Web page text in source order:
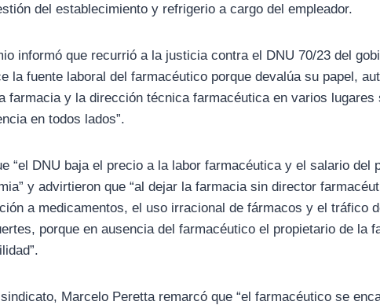
del establecimiento y refrigerio a cargo del empleador.
informó que recurrió a la justicia contra el DNU 70/23 del
la fuente laboral del farmacéutico porque devalúa su papel,
farmacia y la dirección técnica farmacéutica en varios lugares
en todos lados”.
“el DNU baja el precio a la labor farmacéutica y el salario del
y advirtieron que “al dejar la farmacia sin director
a medicamentos, el uso irracional de fármacos y el tráfico
porque en ausencia del farmacéutico el propietario de la
Marcelo Peretta remarcó que “el farmacéutico se